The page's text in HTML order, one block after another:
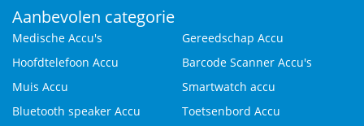
Aanbevolen categorie
Medische Accu's
Gereedschap Accu
Hoofdtelefoon Accu
Barcode Scanner Accu's
Muis Accu
Smartwatch accu
Bluetooth speaker Accu
Toetsenbord Accu